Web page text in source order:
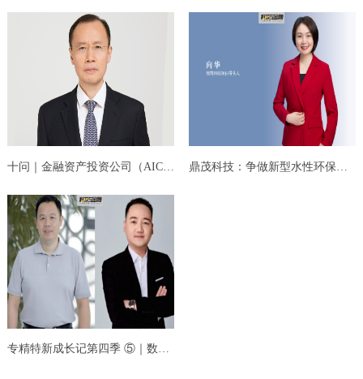
十问｜金融资产投资公司（AIC）股权投资如何打...
专精特新成长记第四季 ⑤｜数字化赋能，专业化...